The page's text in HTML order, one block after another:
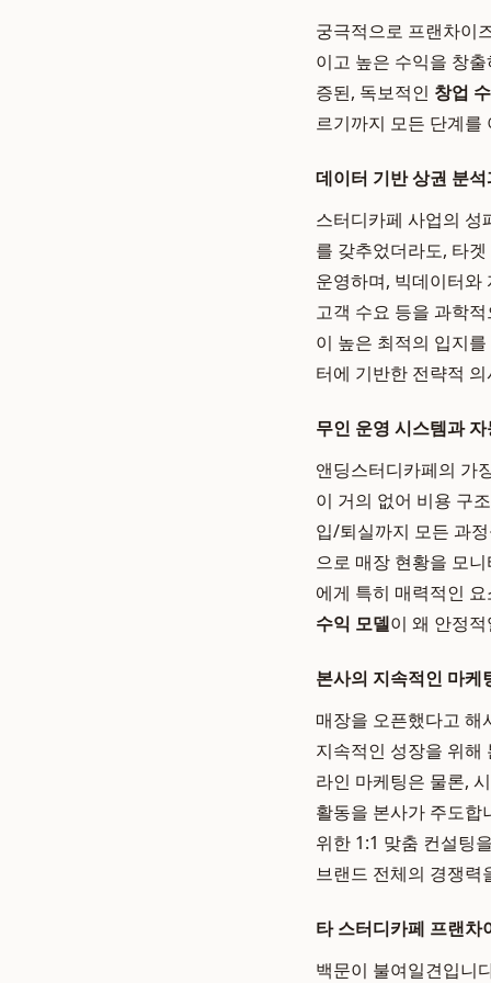
궁극적으로 프랜차이
이고 높은 수익을 창
증된, 독보적인 창업
르기까지 모든 단계를
데이터 기반 상권 분
스터디카페 사업의 성
를 갖추었더라도, 타
운영하며, 빅데이터와
고객 수요 등을 과학
이 높은 최적의 입지
터에 기반한 전략적
무인 운영 시스템과
앤딩스터디카페의 가
이 거의 없어 비용 구
입/퇴실까지 모든 과
으로 매장 현황을 모
에게 특히 매력적인
수익 모델이 왜 안정
본사의 지속적인 마케
매장을 오픈했다고 해
지속적인 성장을 위해
라인 마케팅은 물론,
활동을 본사가 주도합
위한 1:1 맞춤 컨설팅
브랜드 전체의 경쟁력
타 스터디카페 프랜차
백문이 불여일견입니